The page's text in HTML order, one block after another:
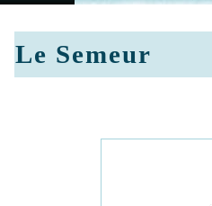
Le Semeur